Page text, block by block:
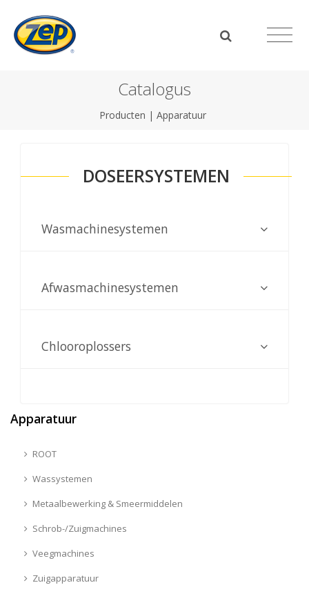
Catalogus
Producten | Apparatuur
DOSEERSYSTEMEN
Wasmachinesystemen
Afwasmachinesystemen
Chlooroplossers
Apparatuur
ROOT
Wassystemen
Metaalbewerking & Smeermiddelen
Schrob-/Zuigmachines
Veegmachines
Zuigapparatuur